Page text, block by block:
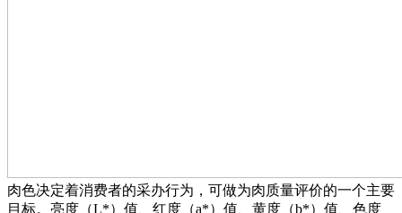
肉色决定着消费者的采办行为，可做为肉质量评价的一个主要
目标。亮度（L*）值、红度（a*）值、黄度（b*）值、色度